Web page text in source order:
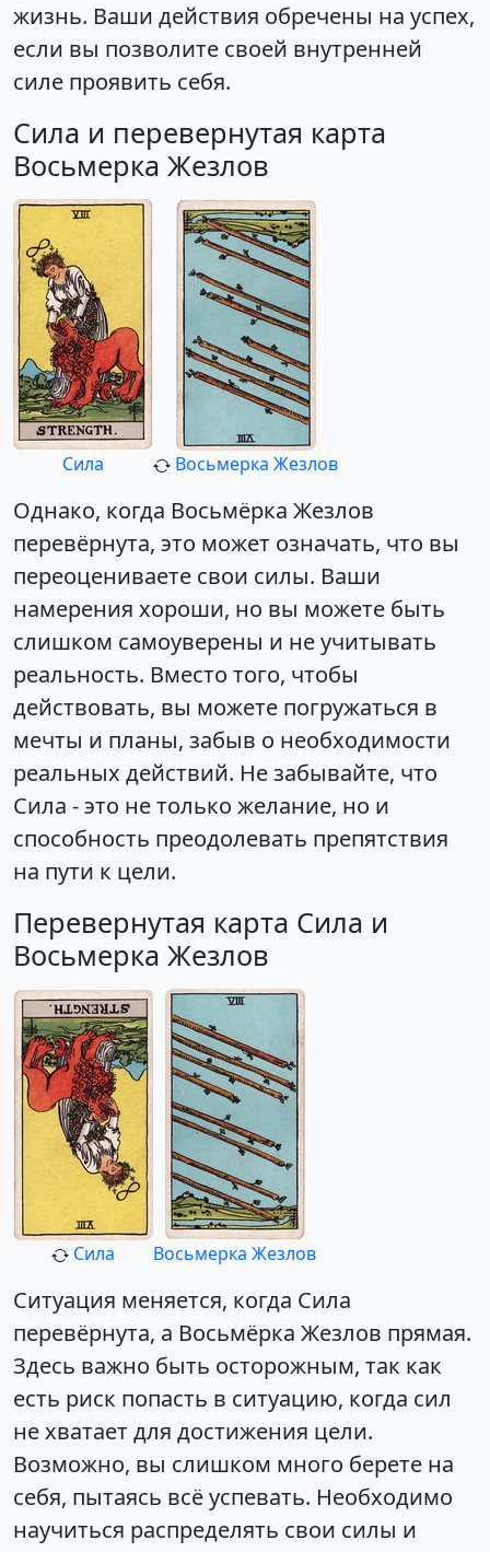
жизнь. Ваши действия обречены на успех,
если вы позволите своей внутренней
силе проявить себя.
Сила и перевернутая карта
Восьмерка Жезлов
Сила Восьмерка Жезлов
Однако, когда Восьмёрка Жезлов
перевёрнута, это может означать, что вы
переоцениваете свои силы. Ваши
намерения хороши, но вы можете быть
слишком самоуверены и не учитывать
реальность. Вместо того, чтобы
действовать, вы можете погружаться в
мечты и планы, забыв о необходимости
реальных действий. Не забывайте, что
Сила - это не только желание, но и
способность преодолевать препятствия
на пути к цели.
Перевернутая карта Сила и
Восьмерка Жезлов
Сила Восьмерка Жезлов
Ситуация меняется, когда Сила
перевёрнута, а Восьмёрка Жезлов прямая.
Здесь важно быть осторожным, так как
есть риск попасть в ситуацию, когда сил
не хватает для достижения цели.
Возможно, вы слишком много берете на
себя, пытаясь всё успевать. Необходимо
научиться распределять свои силы и